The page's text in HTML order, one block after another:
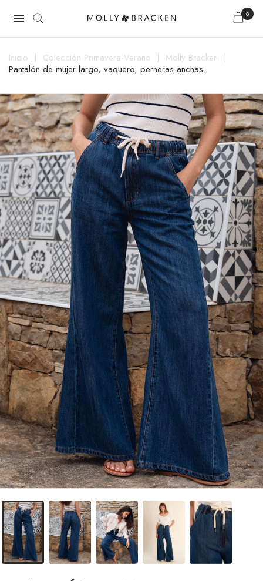
 0
Inicio Colección Primavera-Verano
Molly Bracken
Pantalón de mujer largo, vaquero, perneras anchas.